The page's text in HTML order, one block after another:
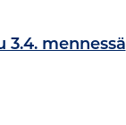
mennessä